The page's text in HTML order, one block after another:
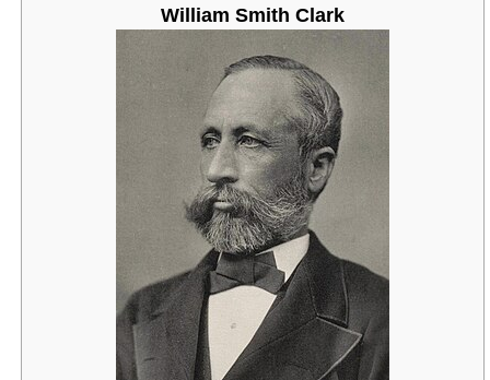
William Smith Clark